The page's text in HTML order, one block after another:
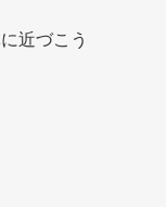
近づこう